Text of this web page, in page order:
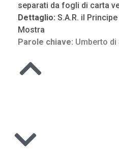
separati da fogli di carta
Dettaglio: S.A.R. il
Mostra
Parole chiave: Umberto di